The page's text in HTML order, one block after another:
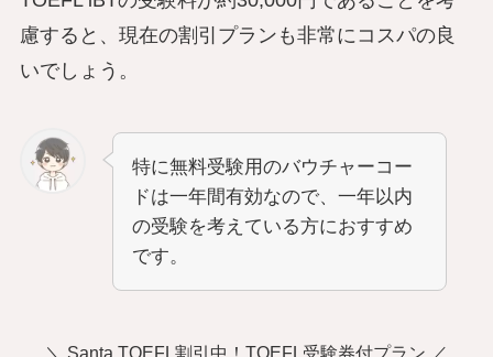
慮すると、現在の割引プランも非常にコスパの良
いでしょう。
特に無料受験用のバウチャーコー
ドは一年間有効なので、一年以内
の受験を考えている方におすすめ
です。